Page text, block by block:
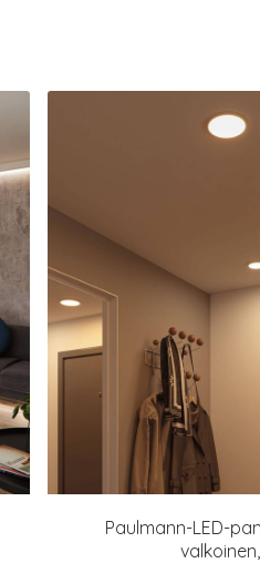
Paulmann-LED-